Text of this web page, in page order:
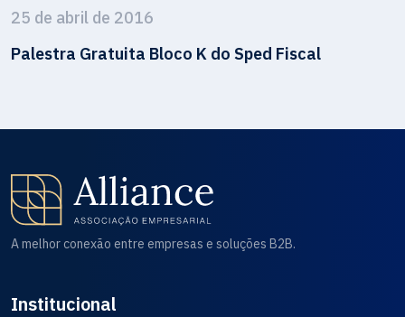
25 de abril de 2016
Palestra Gratuita Bloco K do Sped Fiscal
A melhor conexão entre empresas e soluções B2B.
Institucional